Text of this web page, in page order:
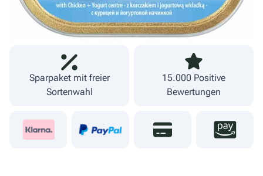
09274 80251
Fachgeschäft und
eigener Versand
Sparpaket mit freier
Sortenwahl
15.000 Positive
Bewertungen